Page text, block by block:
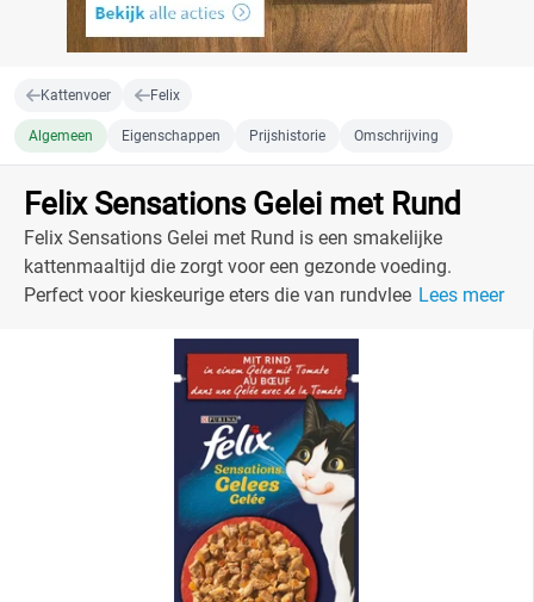
Kattenvoer Felix
Algemeen Eigenschappen Prijshistorie Omschrijving
Felix Sensations Gelei met Rund
Felix Sensations Gelei met Rund is een smakelijke
kattenmaaltijd die zorgt voor een gezonde voeding.
Perfect voor kieskeurige eters die van rundvlees houden!
Lees meer